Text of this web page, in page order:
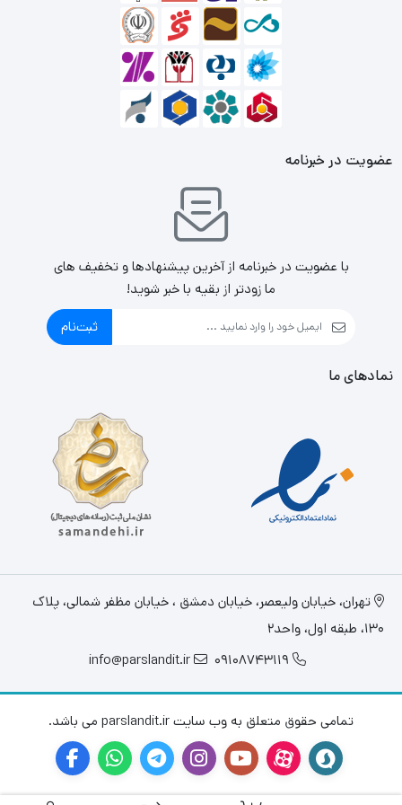
عضویت در خبرنامه
با عضویت در خبرنامه از آخرین پیشنهادها و تخفیف های
ما زودتر از بقیه با خبر شوید!
ثبت‌نام
نمادهای ما
تهران، خيابان وليعصر، خیابان دمشق ، خیابان مظفر شمالی، پلاک
130، طبقه اول، واحد2
09108743119
info@parslandit.ir
تمامی حقوق متعلق به وب سایت parslandit.ir می باشد.